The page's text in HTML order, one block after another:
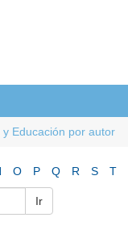
Educación por autor
O P Q R S T
Ir